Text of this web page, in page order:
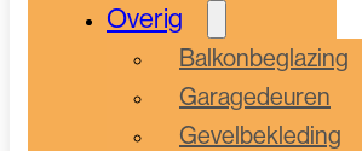
Overig
Balkonbeglazing
Garagedeuren
Gevelbekleding